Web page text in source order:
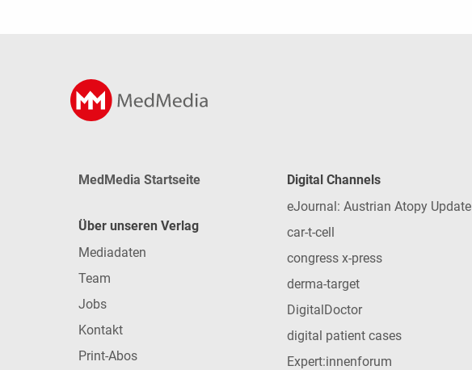
MedMedia Startseite
Über unseren Verlag
Mediadaten
Team
Jobs
Kontakt
Print-Abos
Digital Channels
eJournal: Austrian Atopy Update
car-t-cell
congress x-press
derma-target
DigitalDoctor
digital patient cases
Expert:innenforum